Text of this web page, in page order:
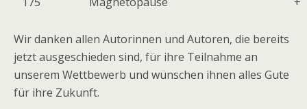
Wir danken allen Autorinnen und Autoren, die bereits
jetzt ausgeschieden sind, für ihre Teilnahme an
unserem Wettbewerb und wünschen ihnen alles Gute
für ihre Zukunft.